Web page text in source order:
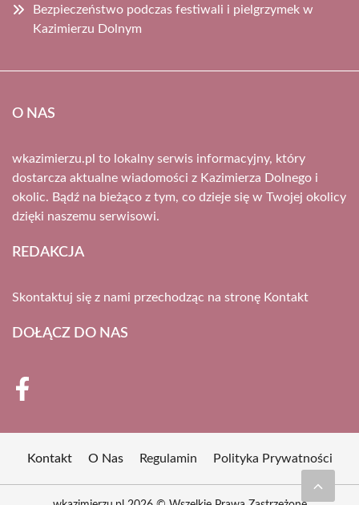
Bezpieczeństwo podczas festiwali i pielgrzymek w
Kazimierzu Dolnym
O NAS
wkazimierzu.pl to lokalny serwis informacyjny, który
dostarcza aktualne wiadomości z Kazimierza Dolnego i
okolic. Bądź na bieżąco z tym, co dzieje się w Twojej okolicy
dzięki naszemu serwisowi.
REDAKCJA
Skontaktuj się z nami przechodząc na stronę Kontakt
DOŁĄCZ DO NAS
Kontakt O Nas Regulamin Polityka Prywatności